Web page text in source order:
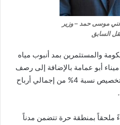
موسى حمد – وزير
السابق
والمستثمرين بمد أنبوب مياه
أبو عمامة بالإضافة إلى رصف
طريق بين أبو حمد والميناء، و تخصيص نسبة 4% من إجمالي أرباح
ملحقاً بمنطقة حرة تتضمن مدناً